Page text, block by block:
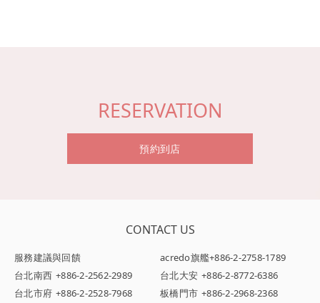
RESERVATION
預約到店
CONTACT US
服務建議與回饋 acredo旗艦+886-2-2758-1789
台北南西 +886-2-2562-2989 台北大安 +886-2-8772-6386
台北市府 +886-2-2528-7968 板橋門市 +886-2-2968-2368